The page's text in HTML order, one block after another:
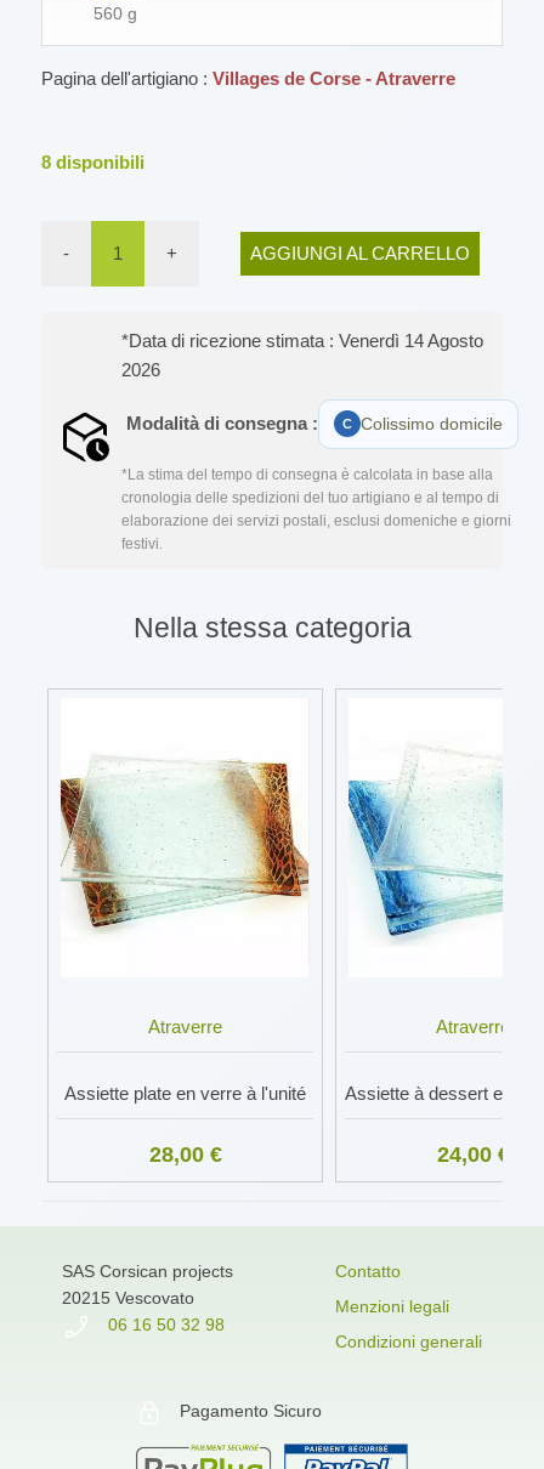
560 g
Pagina dell'artigiano : Villages de Corse - Atraverre
8 disponibili
- 1 + AGGIUNGI AL CARRELLO
*Data di ricezione stimata : Venerdì 14 Agosto
2026
Modalità di consegna : Colissimo domicile
*La stima del tempo di consegna è calcolata in base alla
cronologia delle spedizioni del tuo artigiano e al tempo di
elaborazione dei servizi postali, esclusi domeniche e giorni
festivi.
Nella stessa categoria
Atraverre
Assiette plate en verre à l'unité
28,00 €
Atraverre
24,00 €
SAS Corsican projects
20215 Vescovato
06 16 50 32 98
Contatto
Menzioni legali
Condizioni generali
Pagamento Sicuro